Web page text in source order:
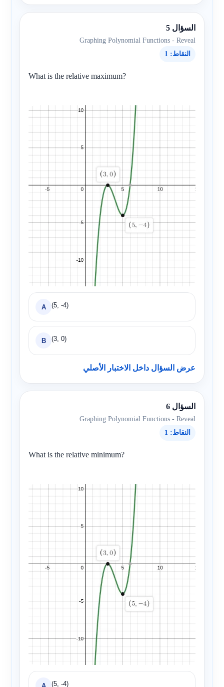
السؤال 5
Graphing Polynomial Functions - Reveal
النقاط: 1
What is the relative maximum?
A (5, -4)
B (3, 0)
عرض السؤال داخل الاختبار الأصلي
السؤال 6
Graphing Polynomial Functions - Reveal
النقاط: 1
What is the relative minimum?
(5, -4)